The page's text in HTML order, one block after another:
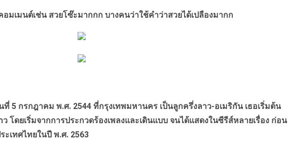
มเมนต์เช่น สวยโซ๊ะมากกก บางคนว่าใช้คำว่าสวยได้เปลืองมากก
นที่5 กรกฎาคม พ.ศ. 2544ที่กรุงเทพมหานคร เป็นลูกครึ่งลาว-อเมริกัน เธอเริ่มต้น
โดยเริ่มจากการประกวดร้องเพลงและเดินแบบ จนได้แสดงในซีรีส์หลายเรื่อง ก่อน
ะเทศไทยในปี พ.ศ. 2563